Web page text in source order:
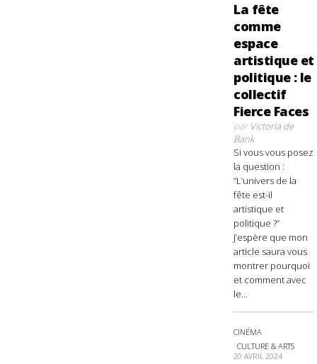
La fête
comme
espace
artistique et
politique : le
collectif
Fierce Faces
parVictoria de
Bank
Si vous vous posez
la question :
“L’univers de la
fête est-il
artistique et
politique ?”
J’espère que mon
article saura vous
montrer pourquoi
et comment avec
le...
CINÉMA
CULTURE & ARTS
20 AVRIL 2024